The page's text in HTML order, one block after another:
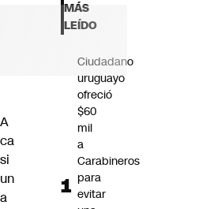
A
ca
si
un
a
MÁS
LEÍDO
Ciudadano
uruguayo
ofreció
$60
mil
a
Carabineros
para
evitar